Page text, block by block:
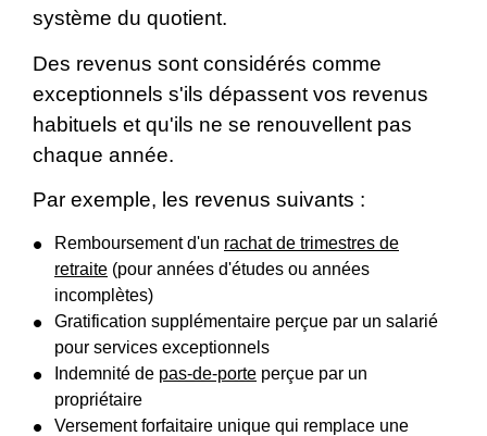
système du quotient.
Des revenus sont considérés comme
exceptionnels s'ils dépassent vos revenus
habituels et qu'ils ne se renouvellent pas
chaque année.
Par exemple, les revenus suivants :
Remboursement d'un rachat de trimestres de
retraite (pour années d'études ou années
incomplètes)
Gratification supplémentaire perçue par un salarié
pour services exceptionnels
Indemnité de pas-de-porte perçue par un
propriétaire
Versement forfaitaire unique qui remplace une